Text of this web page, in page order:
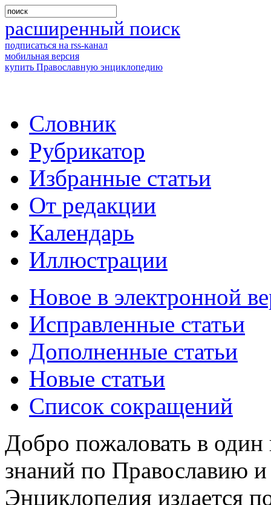
расширенный поиск
подписаться на rss-канал
мобильная версия
купить Православную энциклопедию
Словник
Рубрикатор
Избранные статьи
От редакции
Календарь
Иллюстрации
Новое в электронной
Исправленные статьи
Дополненные статьи
Новые статьи
Список сокращений
Добро пожаловать в
знаний по Православию
Энциклопедия издается